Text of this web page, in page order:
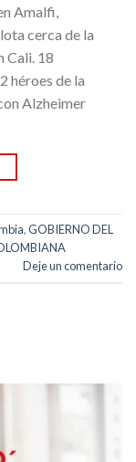
Amalfi,
cerca de la
Cali. 18
héroes de la
Alzheimer
,GOBIERNO DEL
Deje un comentario